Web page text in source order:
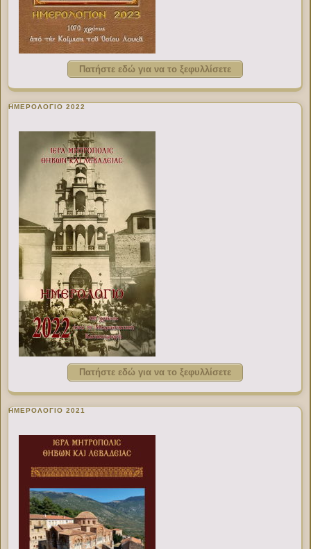
Πατήστε εδώ για να το ξεφυλλίσετε
ΗΜΕΡΟΛΟΓΙΟ 2022
Πατήστε εδώ για να το ξεφυλλίσετε
ΗΜΕΡΟΛΟΓΙΟ 2021